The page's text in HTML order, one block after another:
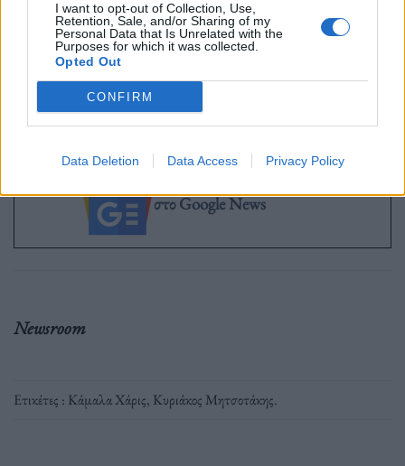
I want to opt-out of Collection, Use,
Retention, Sale, and/or Sharing of my
Personal Data that Is Unrelated with the
Purposes for which it was collected.
Opted Out
CONFIRM
Data Deletion Data Access Privacy Policy
ΑΠΕ-ΜΠΕ
στο Google News
Newsroom
Ετικέτες : Κάμαλα Χάρις, Κυριάκος Μητσοτάκης.